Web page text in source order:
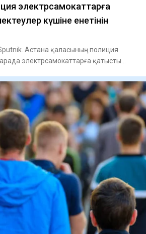
электрсамокаттарға
күшіне енетінін
Астана қаласының полиция
электрсамокаттарға қатысты